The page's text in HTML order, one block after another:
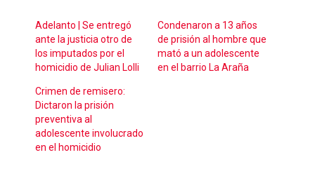
Adelanto | Se entregó
ante la justicia otro de
los imputados por el
homicidio de Julian Lolli
Condenaron a 13 años
de prisión al hombre que
mató a un adolescente
en el barrio La Araña
Crimen de remisero:
Dictaron la prisión
preventiva al
adolescente involucrado
en el homicidio